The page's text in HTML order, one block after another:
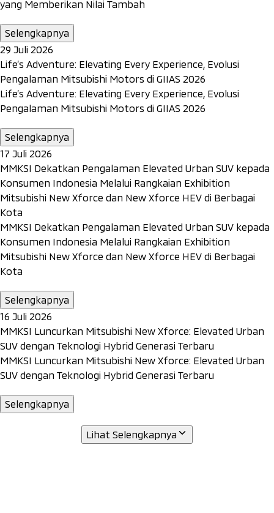
yang Memberikan Nilai Tambah
Selengkapnya
29 Juli 2026
Life’s Adventure: Elevating Every Experience, Evolusi
Pengalaman Mitsubishi Motors di GIIAS 2026
Life’s Adventure: Elevating Every Experience, Evolusi
Pengalaman Mitsubishi Motors di GIIAS 2026
Selengkapnya
17 Juli 2026
MMKSI Dekatkan Pengalaman Elevated Urban SUV kepada
Konsumen Indonesia Melalui Rangkaian Exhibition
Mitsubishi New Xforce dan New Xforce HEV di Berbagai
Kota
MMKSI Dekatkan Pengalaman Elevated Urban SUV kepada
Konsumen Indonesia Melalui Rangkaian Exhibition
Mitsubishi New Xforce dan New Xforce HEV di Berbagai
Kota
Selengkapnya
16 Juli 2026
MMKSI Luncurkan Mitsubishi New Xforce: Elevated Urban
SUV dengan Teknologi Hybrid Generasi Terbaru
MMKSI Luncurkan Mitsubishi New Xforce: Elevated Urban
SUV dengan Teknologi Hybrid Generasi Terbaru
Selengkapnya
Lihat Selengkapnya